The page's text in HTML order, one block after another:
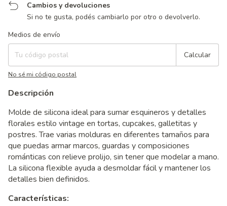
Cambios y devoluciones
Si no te gusta, podés cambiarlo por otro o devolverlo.
Entregas para el CP:
Medios de envío
Calcular
No sé mi código postal
Descripción
Molde de silicona ideal para sumar esquineros y detalles
florales estilo vintage en tortas, cupcakes, galletitas y
postres. Trae varias molduras en diferentes tamaños para
que puedas armar marcos, guardas y composiciones
románticas con relieve prolijo, sin tener que modelar a mano.
La silicona flexible ayuda a desmoldar fácil y mantener los
detalles bien definidos.
Características: